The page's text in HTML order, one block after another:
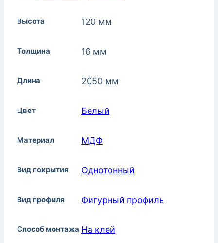
Высота 120 мм
Толщина 16 мм
Длина 2050 мм
Цвет Белый
Материал МДФ
Вид покрытия Однотонный
Вид профиля Фигурный профиль
Способ монтажа На клей